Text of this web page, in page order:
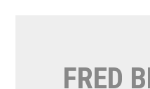
FRED